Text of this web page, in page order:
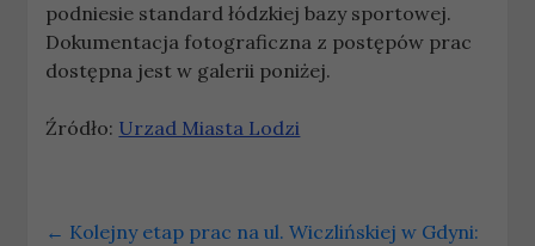
podniesie standard łódzkiej bazy sportowej.
Dokumentacja fotograficzna z postępów prac
dostępna jest w galerii poniżej.
Źródło: Urzad Miasta Lodzi
← Kolejny etap prac na ul. Wiczlińskiej w Gdyni: